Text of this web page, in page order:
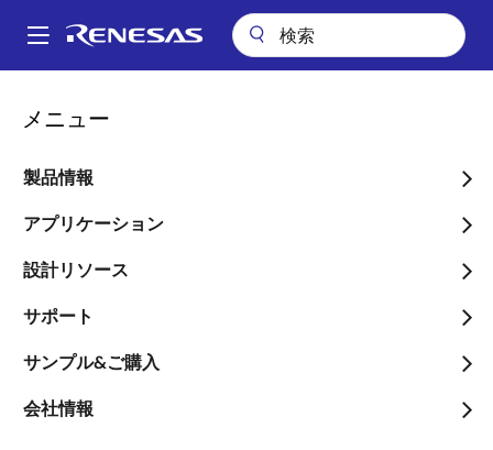
ン
Main
メニュー
製品情報
アプリケーション
設計リソース
サポート
サンプル&ご購入
会社情報
パ
ン
く
ず
タイトル
Pkg. Previous Code
Renesas and Intersil merger.